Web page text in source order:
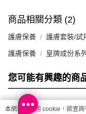
取。逾期會取消訂單，並
澳門地區配送 - 確認發
商品相關分類 (2)
護膚保養 護膚套裝/試
護膚保養 皇牌成份系列
您可能有興趣的商
本網站中使用 cookie，欲查